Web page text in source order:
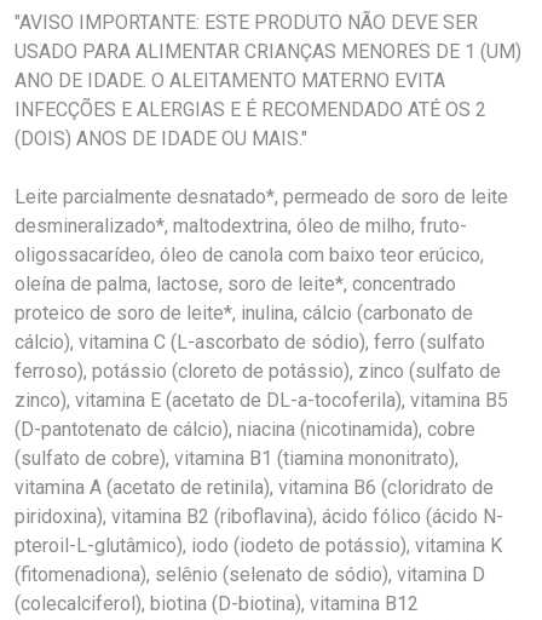
"AVISO IMPORTANTE: ESTE PRODUTO NÃO DEVE SER
USADO PARA ALIMENTAR CRIANÇAS MENORES DE 1 (UM)
ANO DE IDADE. O ALEITAMENTO MATERNO EVITA
INFECÇÕES E ALERGIAS E É RECOMENDADO ATÉ OS 2
(DOIS) ANOS DE IDADE OU MAIS."
Leite parcialmente desnatado*, permeado de soro de leite
desmineralizado*, maltodextrina, óleo de milho, fruto-
oligossacarídeo, óleo de canola com baixo teor erúcico,
oleína de palma, lactose, soro de leite*, concentrado
proteico de soro de leite*, inulina, cálcio (carbonato de
cálcio), vitamina C (L-ascorbato de sódio), ferro (sulfato
ferroso), potássio (cloreto de potássio), zinco (sulfato de
zinco), vitamina E (acetato de DL-a-tocoferila), vitamina B5
(D-pantotenato de cálcio), niacina (nicotinamida), cobre
(sulfato de cobre), vitamina B1 (tiamina mononitrato),
vitamina A (acetato de retinila), vitamina B6 (cloridrato de
piridoxina), vitamina B2 (riboflavina), ácido fólico (ácido N-
pteroil-L-glutâmico), iodo (iodeto de potássio), vitamina K
(fitomenadiona), selênio (selenato de sódio), vitamina D
(colecalciferol), biotina (D-biotina), vitamina B12